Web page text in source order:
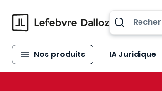
Nos produits IA Juridique